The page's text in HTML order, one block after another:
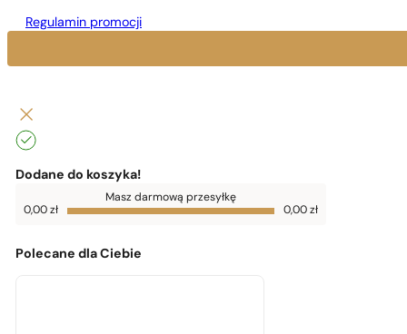
Regulamin promocji
Dodane do koszyka!
Do
darmowej
0,00 zł
Masz darmową przesyłkę
0,00zł 0,00 zł
Polecane dla Ciebie